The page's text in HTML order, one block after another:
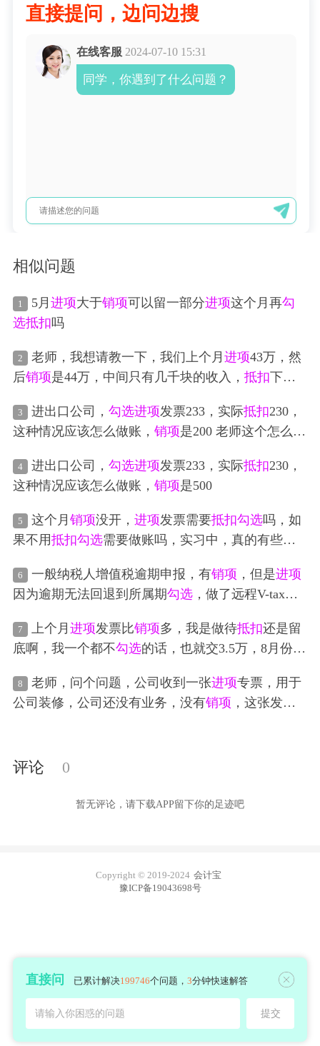
直接提问，边问边搜
在线客服 2024-07-10 15:31
同学，你遇到了什么问题？
相似问题
1 5月 进项大于销项可以留一部分进项这个月再勾
选抵扣吗
2 老师，我想请教一下，我们上个月 进项43万，然
后销项是44万，中间只有几千块的收入， 抵扣下来
票票面都是10多w，这种情况下我全 勾选的话，交税
才交400多，要怎么处理才可以多交点税，但是只勾
选2张的话，税又太多了
3 进出口公司， 勾选进项发票233，实际抵扣230，
这种情况应该怎么做账， 销项是200 老师这个怎么做
4 进出口公司， 勾选进项发票233，实际抵扣230，
这种情况应该怎么做账， 销项是500
5 这个月 销项没开， 进项发票需要抵扣勾选吗，如
果不用抵扣勾选需要做账吗，实习中，真的有些不
6 一般纳税人增值税逾期申报，有销项 ，但是进项
因为逾期无法回退到所属期勾选，做了远程V-tax，
专属专管了，请问这种问题还可以怎么处理呢？
7 上个月 进项发票比销项多，我是做待抵扣还是留
底啊，我一个都不勾选的话，也就交3.5万，8月份也
8 老师，问个问题，公司收到一张进项专票，用于
公司装修，公司还没有业务，没有销项 ，这张发票
评论 0
暂无评论，请下载APP留下你的足迹吧
Copyright © 2019-2024 会计宝
豫ICP备19043698号
直接问 已累计解决199746个问题， 3分钟快速解答
请输入你困惑的问题 提交